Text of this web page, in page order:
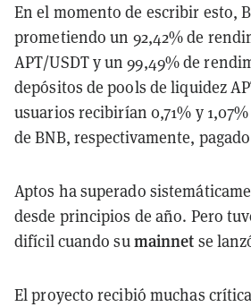
En el momento de escribir esto,
prometiendo un 92,42% de
APT/USDT y un 99,49% de
depósitos de pools de liquidez
usuarios recibirían 0,71% y
de BNB, respectivamente,
Aptos ha superado
desde principios de año. Pero
difícil cuando sumainnet se
El proyecto recibió muchas